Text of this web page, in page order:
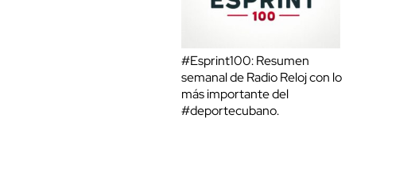
#Esprint100: Resumen
semanal de Radio Reloj con lo
más importante del
#deportecubano.